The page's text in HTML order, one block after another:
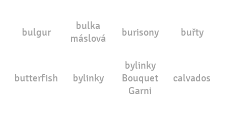
bulgur
bulka
máslová
burisony buřty
butterfish bylinky
bylinky
Bouquet
Garni
calvados